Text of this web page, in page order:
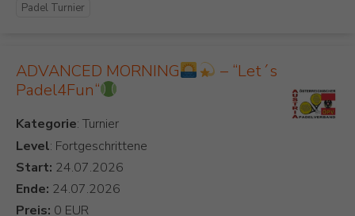
Padel Turnier
ADVANCED MORNING
– “Let´s
Padel4Fun“
Kategorie
Level: Fortgeschrittene
Start:
Ende:
Preis: